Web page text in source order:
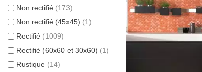
Non rectifié (173)
Non rectifié (45x45) (1)
Rectifié (1009)
Rectifié (60x60 et 30x60) (1)
Rustique (14)